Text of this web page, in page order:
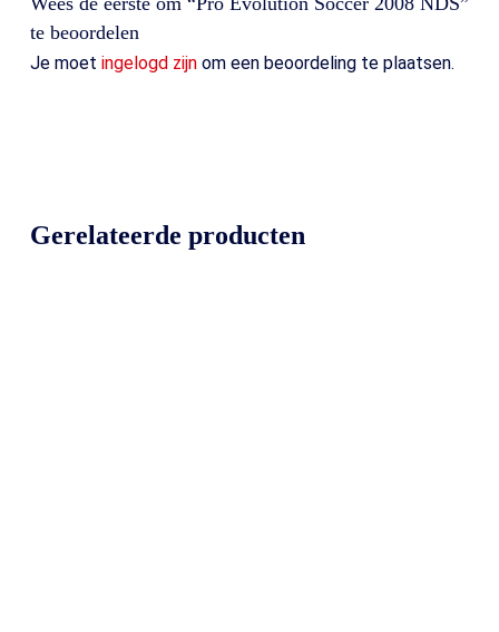
te beoordelen
Je moet ingelogd zijnom een beoordeling te plaatsen.
Gerelateerde producten